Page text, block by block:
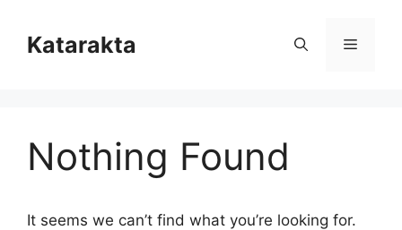
contentKatarakta Menu
Nothing Found
It seems we can’t find what you’re looking for.